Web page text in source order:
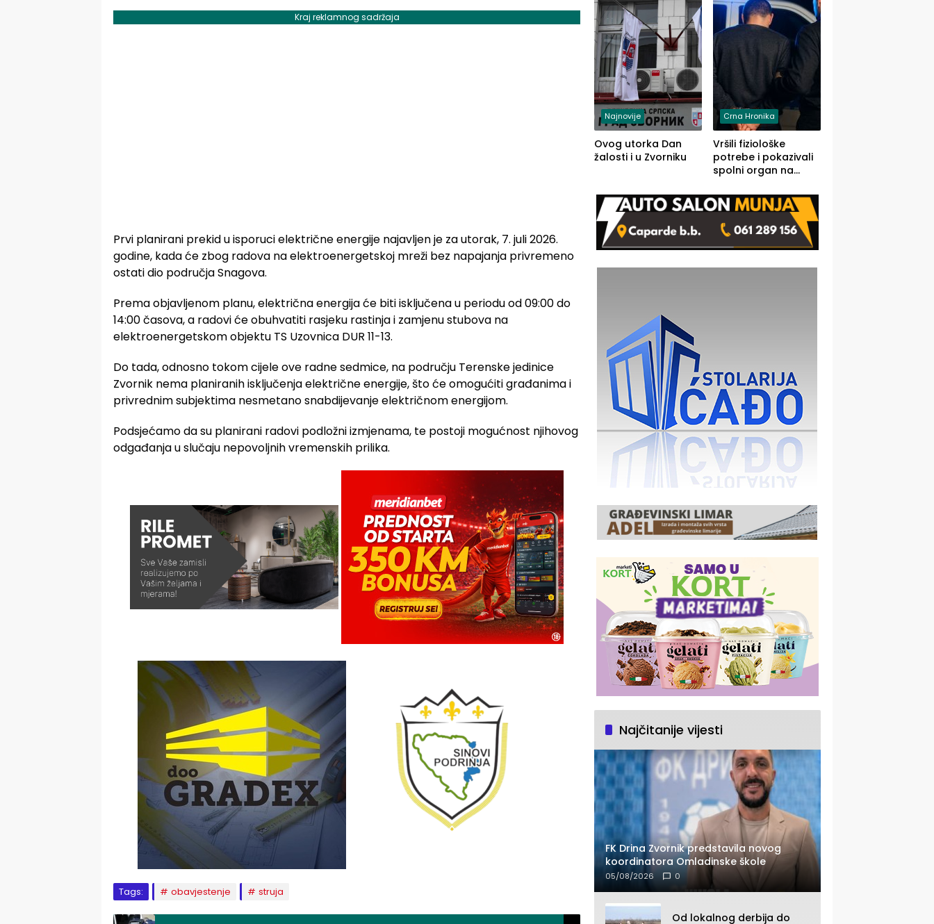
Kraj reklamnog sadržaja
Prvi planirani prekid u isporuci električne energije najavljen je za utorak, 7. juli 2026.
godine, kada će zbog radova na elektroenergetskoj mreži bez napajanja privremeno
ostati dio područja Snagova.
Prema objavljenom planu, električna energija će biti isključena u periodu od 09:00 do
14:00 časova, a radovi će obuhvatiti rasjeku rastinja i zamjenu stubova na
elektroenergetskom objektu TS Uzovnica DUR 11-13.
Do tada, odnosno tokom cijele ove radne sedmice, na području Terenske jedinice
Zvornik nema planiranih isključenja električne energije, što će omogućiti građanima i
privrednim subjektima nesmetano snabdijevanje električnom energijom.
Podsjećamo da su planirani radovi podložni izmjenama, te postoji mogućnost njihovog
odgađanja u slučaju nepovoljnih vremenskih prilika.
Tags: obavjestenje struja
Najnovije
Ovog utorka Dan
žalosti i u Zvorniku
Crna Hronika
Vršili fiziološke
potrebe i pokazivali
spolni organ na
uslijedile kazne
Najčitanije vijesti
FK Drina Zvornik predstavila novog
koordinatora Omladinske škole
05/08/2026 0
Od lokalnog derbija do